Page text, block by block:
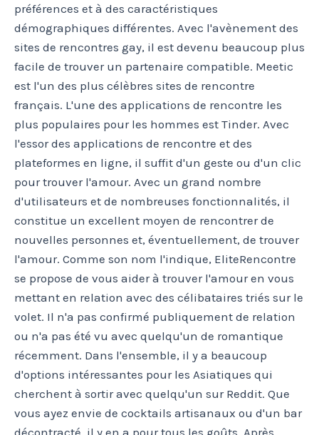
préférences et à des caractéristiques
démographiques différentes. Avec l'avènement des
sites de rencontres gay, il est devenu beaucoup plus
facile de trouver un partenaire compatible. Meetic
est l'un des plus célèbres sites de rencontre
français. L'une des applications de rencontre les
plus populaires pour les hommes est Tinder. Avec
l'essor des applications de rencontre et des
plateformes en ligne, il suffit d'un geste ou d'un clic
pour trouver l'amour. Avec un grand nombre
d'utilisateurs et de nombreuses fonctionnalités, il
constitue un excellent moyen de rencontrer de
nouvelles personnes et, éventuellement, de trouver
l'amour. Comme son nom l'indique, EliteRencontre
se propose de vous aider à trouver l'amour en vous
mettant en relation avec des célibataires triés sur le
volet. Il n'a pas confirmé publiquement de relation
ou n'a pas été vu avec quelqu'un de romantique
récemment. Dans l'ensemble, il y a beaucoup
d'options intéressantes pour les Asiatiques qui
cherchent à sortir avec quelqu'un sur Reddit. Que
vous ayez envie de cocktails artisanaux ou d'un bar
décontracté, il y en a pour tous les goûts. Après